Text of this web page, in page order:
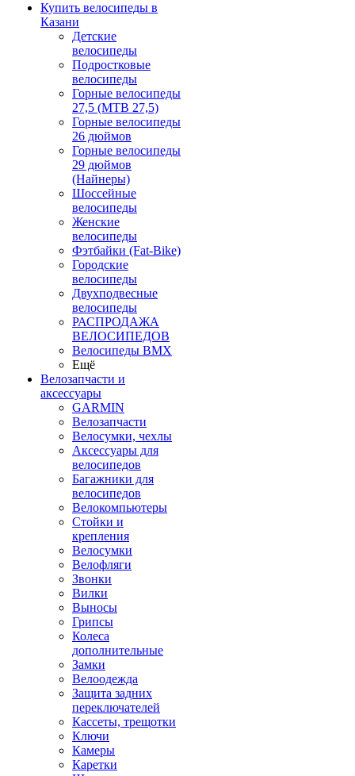
Купить велосипеды в
Казани
Детские
велосипеды
Подростковые
велосипеды
Горные велосипеды
27,5 (MTB 27,5)
Горные велосипеды
26 дюймов
Горные велосипеды
29 дюймов
(Найнеры)
Шоссейные
велосипеды
Женские
велосипеды
Фэтбайки (Fat-Bike)
Городские
велосипеды
Двухподвесные
велосипеды
РАСПРОДАЖА
ВЕЛОСИПЕДОВ
Велосипеды BMX
Ещё
Велозапчасти и
аксессуары
GARMIN
Велозапчасти
Велосумки, чехлы
Аксессуары для
велосипедов
Багажники для
велосипедов
Велокомпьютеры
Стойки и
крепления
Велосумки
Велофляги
Звонки
Вилки
Выносы
Грипсы
Колеса
дополнительные
Замки
Велоодежда
Защита задних
переключателей
Кассеты, трещотки
Ключи
Камеры
Каретки